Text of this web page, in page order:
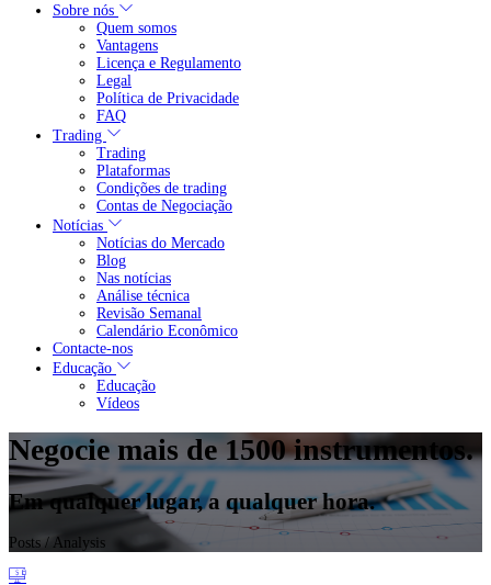
Sobre nós
Quem somos
Vantagens
Licença e Regulamento
Legal
Política de Privacidade
FAQ
Trading
Trading
Plataformas
Condições de trading
Contas de Negociação
Notícias
Notícias do Mercado
Blog
Nas notícias
Análise técnica
Revisão Semanal
Calendário Econômico
Contacte-nos
Educação
Educação
Vídeos
Negocie mais de 1500 instrumentos.
Em qualquer lugar, a qualquer hora.
Posts / Analysis